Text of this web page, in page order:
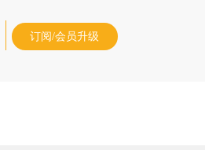
订阅/会员升级